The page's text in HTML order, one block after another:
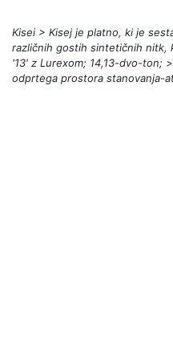
Kisei > Kisej je platno, ki je
različnih gostih sintetičnih nitk,
'13' z Lurexom; 14,13-dvo-ton;
odprtega prostora stanovanja-